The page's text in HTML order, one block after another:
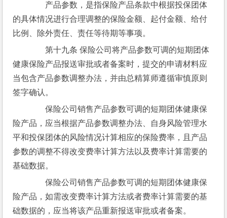
产品参数，是指保险产品条款中根据投保团体
的具体情况进行合理调整的保险金额、起付金额、给付
比例、除外责任、责任等待期等事项。
第十九条 保险公司将产品参数可调的短期团体
健康保险产品报送审批或者备案时，提交的申请材料应
当包含产品参数调整办法，并由总精算师遵循审慎原则
签字确认。
保险公司销售产品参数可调的短期团体健康保
险产品，应当根据产品参数调整办法、自身风险管理水
平和投保团体的风险情况计算相应的保险费率，且产品
参数的调整不得改变费率计算方法以及费率计算需要的
基础数据。
保险公司销售产品参数可调的短期团体健康保
险产品，如需改变费率计算方法或者费率计算需要的基
础数据的，应当将该产品重新报送审批或者备案。